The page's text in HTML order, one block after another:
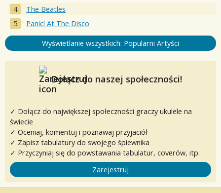
The Beatles
Panic! At The Disco
Wyświetlanie wszystkich: Popularni Artyści
Dołącz do naszej społeczności!
✓ Dołącz do największej społeczności graczy ukulele na
świecie
✓ Oceniaj, komentuj i poznawaj przyjaciół
✓ Zapisz tabulatury do swojego śpiewnika
✓ Przyczyniaj się do powstawania tabulatur, coverów, itp.
Zarejestruj